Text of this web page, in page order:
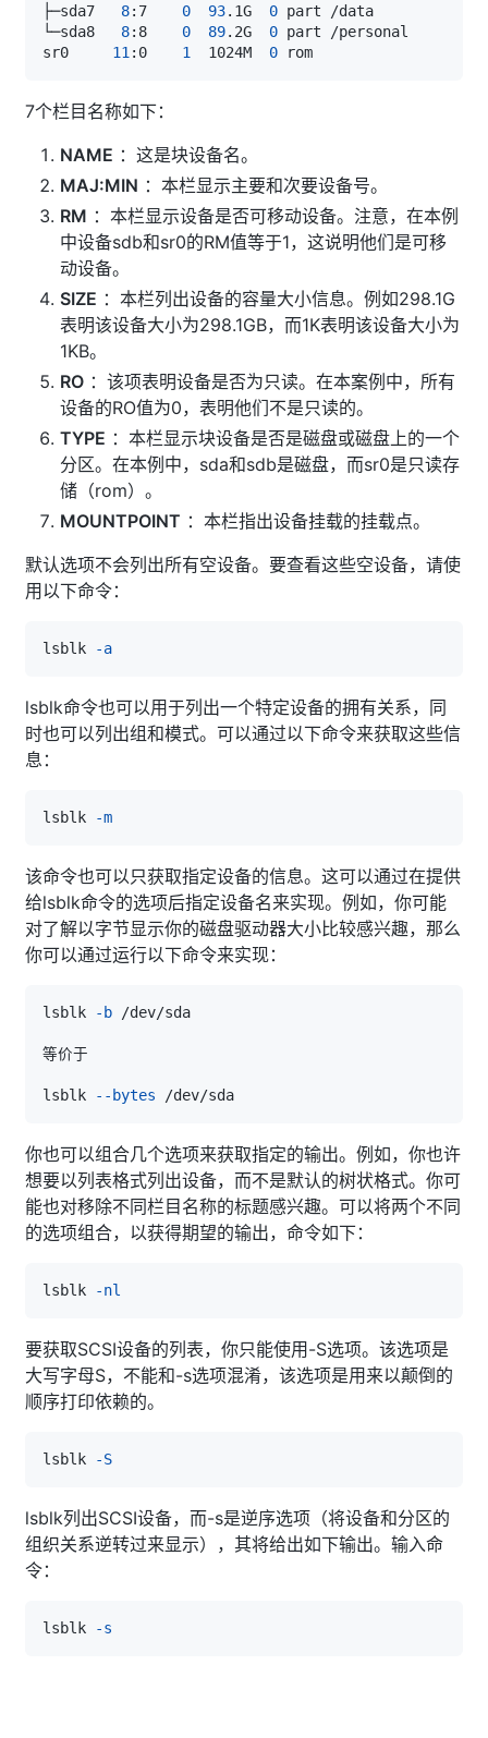
├─sda7 8:7 0 93.1G 0
└─sda8 8:8 0 89.2G 0
sr0 11 :0 1
  1024M
0
7个栏目名称如下：
NAME ：这是块设备名。
MAJ:MIN ：本栏显示主要和次要设备号。
RM ：本栏显示设备是否可移动设备。注意，在本例
中设备sdb和sr0的RM值等于1，这说明他们是可移
动设备。
SIZE ：本栏列出设备的容量大小信息。例如298.1G
表明该设备大小为298.1GB，而1K表明该设备大小为
1KB。
RO ：该项表明设备是否为只读。在本案例中，所有
设备的RO值为0，表明他们不是只读的。
TYPE ：本栏显示块设备是否是磁盘或磁盘上的一个
分区。在本例中，sda和sdb是磁盘，而sr0是只读存
储（rom）。
MOUNTPOINT ：本栏指出设备挂载的挂载点。
默认选项不会列出所有空设备。要查看这些空设备，请使
用以下命令：
lsblk -a
lsblk命令也可以用于列出一个特定设备的拥有关系，同
时也可以列出组和模式。可以通过以下命令来获取这些信
息：
lsblk -m
该命令也可以只获取指定设备的信息。这可以通过在提供
给lsblk命令的选项后指定设备名来实现。例如，你可能
对了解以字节显示你的磁盘驱动器大小比较感兴趣，那么
你可以通过运行以下命令来实现：
lsblk -b
lsblk --bytes
你也可以组合几个选项来获取指定的输出。例如，你也许
想要以列表格式列出设备，而不是默认的树状格式。你可
能也对移除不同栏目名称的标题感兴趣。可以将两个不同
的选项组合，以获得期望的输出，命令如下：
lsblk -nl
要获取SCSI设备的列表，你只能使用-S选项。该选项是
大写字母S，不能和-s选项混淆，该选项是用来以颠倒的
顺序打印依赖的。
lsblk -S
lsblk列出SCSI设备，而-s是逆序选项（将设备和分区的
组织关系逆转过来显示），其将给出如下输出。输入命
令：
lsblk -s